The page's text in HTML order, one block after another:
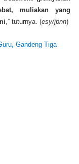
muliakan yang
,” tuturnya. ‎(esy/jpnn)
Gandeng Tiga